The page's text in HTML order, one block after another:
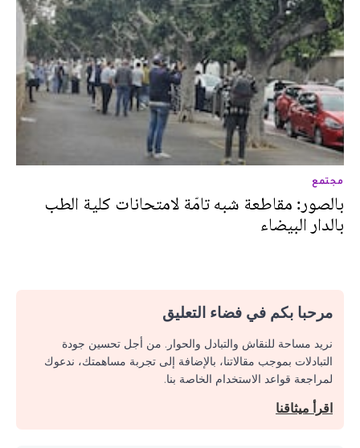
مجتمع
بالصور: مقاطعة شبه تامّة لامتحانات كلية الطب
بالدار البيضاء
مرحبا بكم في فضاء التعليق
نريد مساحة للنقاش والتبادل والحوار. من أجل تحسين جودة
التبادلات بموجب مقالاتنا، بالإضافة إلى تجربة مساهمتك، ندعوك
لمراجعة قواعد الاستخدام الخاصة بنا.
اقرأ ميثاقنا